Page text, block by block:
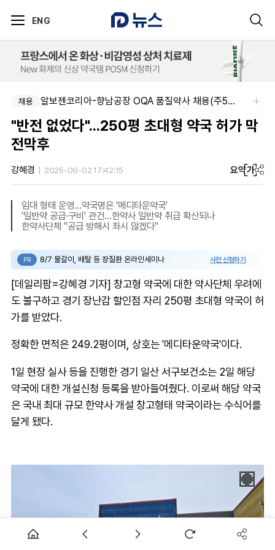
ENG
채용 알보젠코리아-향남공장 OQA 품질약사 채용(주5일/파트타임 가능)
"반전 없었다"...250평 초대형 약국 허가 막
전막후
강혜경 2025-09-02 17:42:15 요약가
임대 형태 운영…약국명은 '메디타운약국'
'일반약 공급·구비' 관건…한약사 일반약 취급 확산되나
한약사단체 "공급 방해시 좌시 않겠다"
PR 8/7 물갈이, 배탈 등 장질환 온라인세미나 사전 신청하기
[데일리팜=강혜경 기자] 창고형 약국에 대한 약사단체 우려에
도 불구하고 경기 장난감 할인점 자리 250평 초대형 약국이 허
가를 받았다.
정확한 면적은 249.2평이며, 상호는 '메디타운약국'이다.
1일 현장 실사 등을 진행한 경기 일산 서구보건소는 2일 해당
약국에 대한 개설신청 등록을 받아들여줬다. 이로써 해당 약국
은 국내 최대 규모 한약사 개설 창고형태 약국이라는 수식어를
달게 됐다.